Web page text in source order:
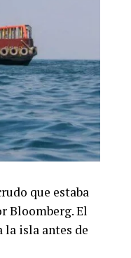
que estaba
Bloomberg. El
la isla antes de